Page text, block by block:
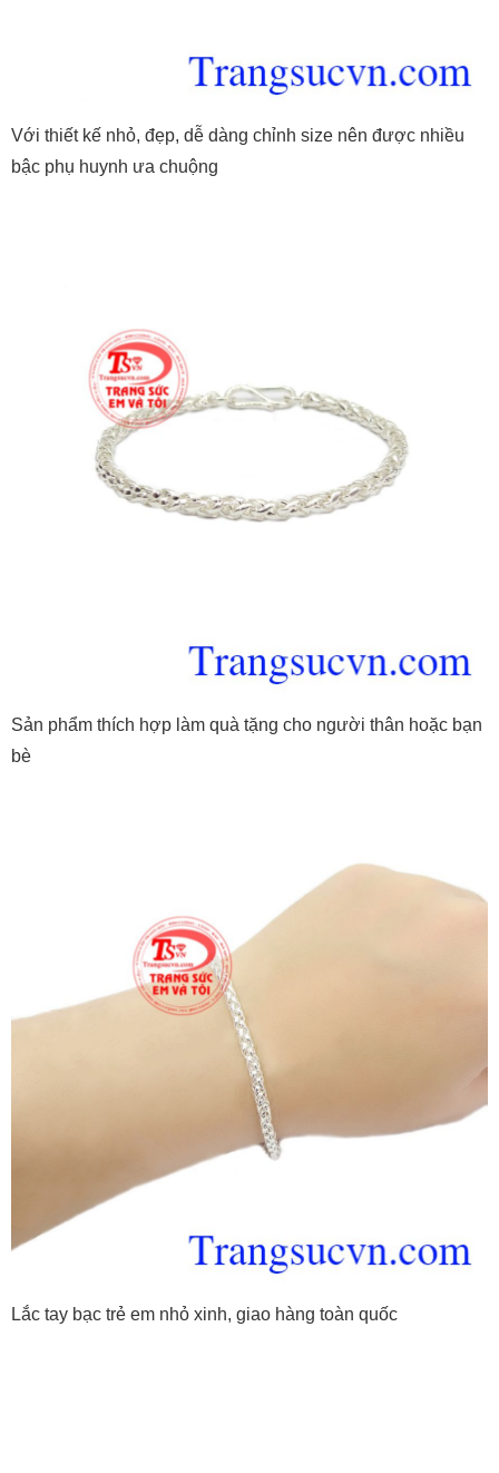
Với thiết kế nhỏ, đẹp, dễ dàng chỉnh size nên được nhiều
bậc phụ huynh ưa chuộng
Sản phẩm thích hợp làm quà tặng cho người thân hoặc bạn
bè
Lắc tay bạc trẻ em nhỏ xinh, giao hàng toàn quốc